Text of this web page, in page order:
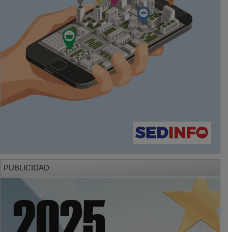
PUBLICIDAD